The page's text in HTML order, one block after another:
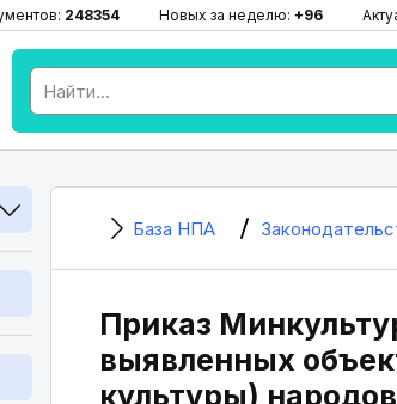
248354 Новых за неделю: +96
База НПА
Приказ
выявленных
культуры)